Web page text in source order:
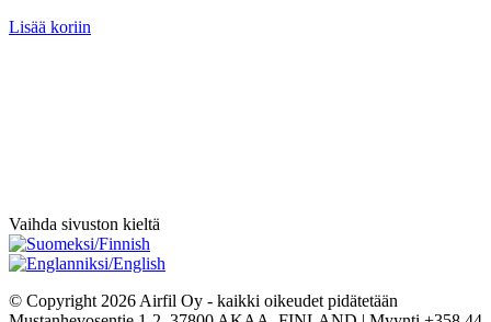
Lisää koriin
Vaihda sivuston kieltä
© Copyright 2026 Airfil Oy - kaikki oikeudet pidätetään